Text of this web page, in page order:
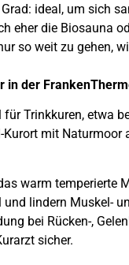
ideal, um sich
eher die Biosauna
so weit zu gehen,
in der
Trinkkuren, etwa
mit Naturmoor
warm temperierte
lindern Muskel-
bei Rücken-,
sicher.